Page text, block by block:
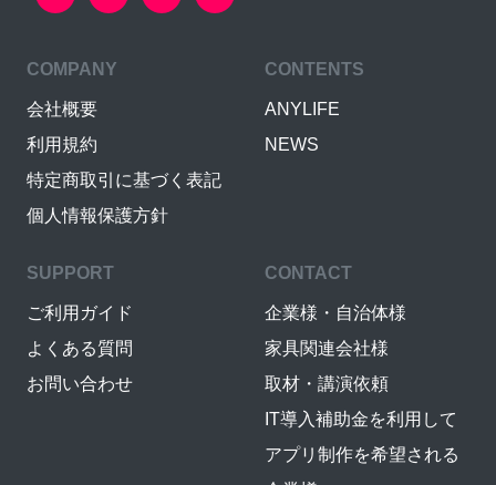
COMPANY
会社概要
利用規約
特定商取引に基づく表記
個人情報保護方針
CONTENTS
ANYLIFE
NEWS
SUPPORT
ご利用ガイド
よくある質問
お問い合わせ
CONTACT
企業様・自治体様
家具関連会社様
取材・講演依頼
IT導入補助金を利用して
アプリ制作を希望される